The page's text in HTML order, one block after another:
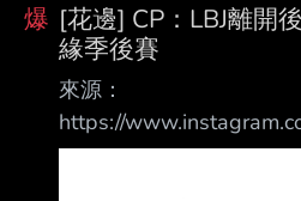
爆 [花邊] CP：LBJ離開
緣季後賽
來源：
https://
容： Clutch Points在